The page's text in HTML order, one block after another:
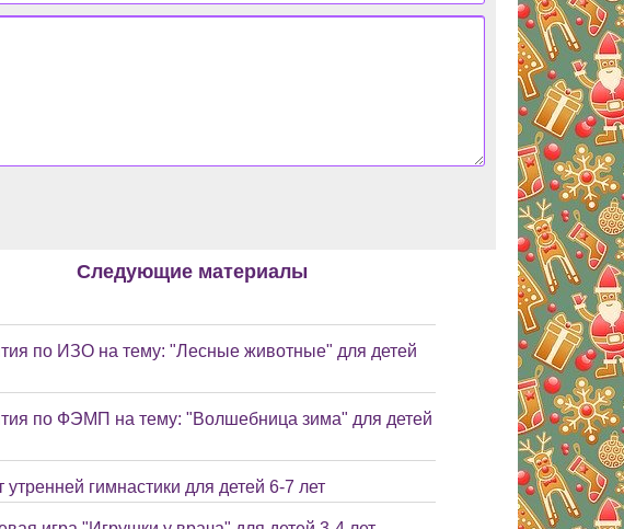
Следующие материалы
по ИЗО на тему: "Лесные животные" для детей
по ФЭМП на тему: "Волшебница зима" для детей
утренней гимнастики для детей 6-7 лет